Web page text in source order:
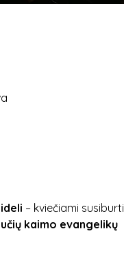
– kviečiami susiburti
kaimo evangelikų